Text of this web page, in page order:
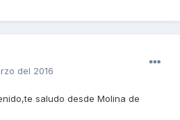
del 2016
saludo desde Molina de